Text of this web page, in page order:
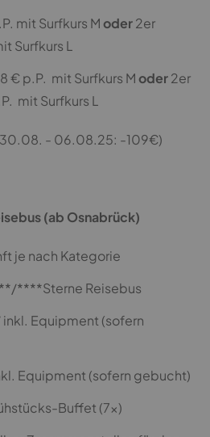
mit Surfkurs Moder2er
Surfkurs L
€ p.P. mit Surfkurs Moder2er
mit Surfkurs L
- 06.08.25: -109€)
(ab Osnabrück)
je nach Kategorie
****Sterne Reisebus
inkl. Equipment (sofern
Equipment (sofern gebucht)
Buffet (7x)